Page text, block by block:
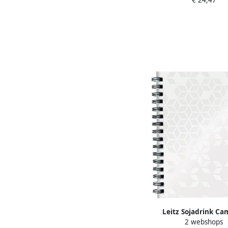
Leitz Sojadrink
plantaardig pak 1
2 webshops